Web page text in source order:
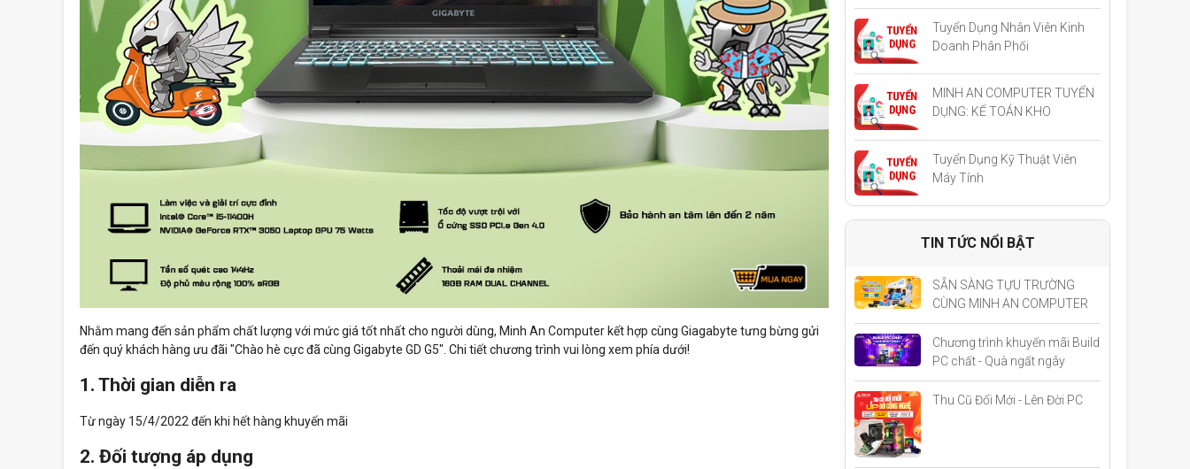
Nhằm mang đến sản phẩm chất lượng với mức giá tốt nhất cho người dùng, Minh An Computer kết hợp cùng Giagabyte tưng bừng gửi
đến quý khách hàng ưu đãi "Chào hè cực đã cùng Gigabyte GD G5". Chi tiết chương trình vui lòng xem phía dưới!
1. Thời gian diễn ra
Từ ngày 15/4/2022 đến khi hết hàng khuyến mãi
2. Đối tượng áp dụng
Tuyển Dụng Nhân Viên Kinh
Doanh Phân Phối
MINH AN COMPUTER TUYỂN
DỤNG: KẾ TOÁN KHO
Tuyển Dụng Kỹ Thuật Viên
Máy Tính
TIN TỨC NỔI BẬT
SẴN SÀNG TỰU TRƯỜNG
CÙNG MINH AN COMPUTER
Chương trình khuyến mãi Build
PC chất - Quà ngất ngây
Thu Cũ Đổi Mới - Lên Đời PC